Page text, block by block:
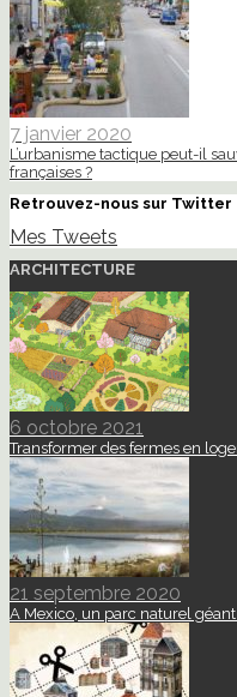
7 janvier 2020
L’urbanisme tactique peut-il
françaises ?
Retrouvez-nous sur Twitter
Mes Tweets
ARCHITECTURE
6 octobre 2021
Transformer des fermes en
21 septembre 2020
A Mexico, un parc naturel